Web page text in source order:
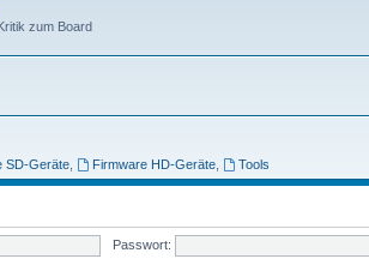
zum Board
SD-Geräte, Firmware HD-Geräte, Tools
Passwort: